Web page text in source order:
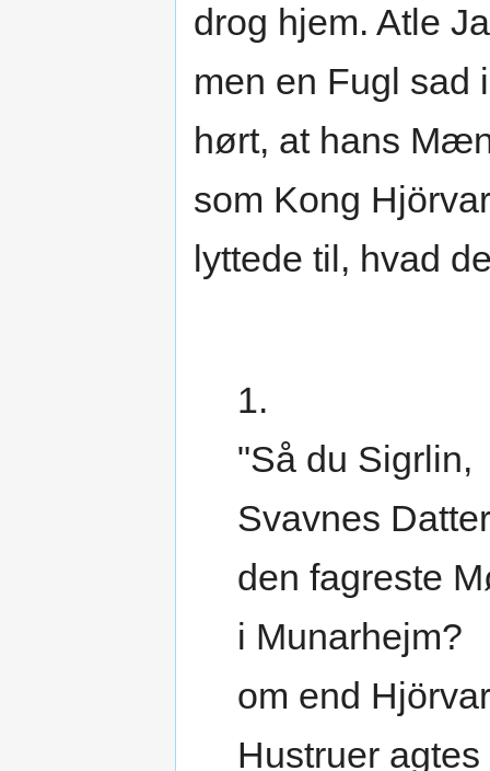
drog hjem. Atle
men en Fugl sad
hørt, at hans
som Kong
lyttede til, hvad
1.
"Så du Sigrlin,
Svavnes
den fagreste
i Munarhejm?
om end
Hustruer agtes